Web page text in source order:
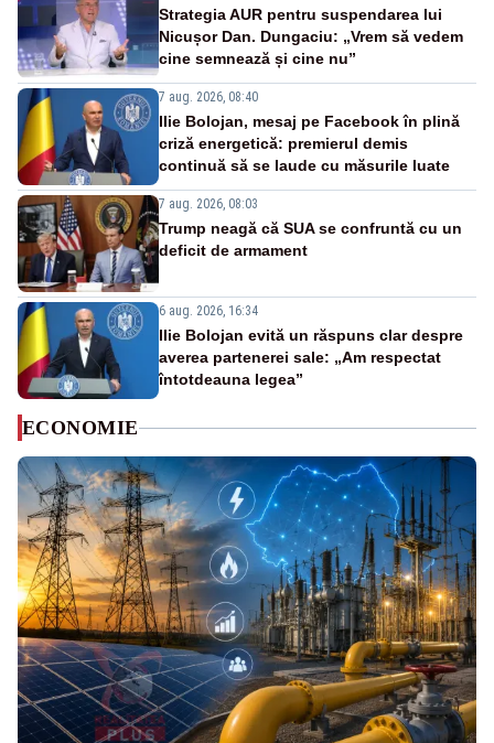
Strategia AUR pentru suspendarea lui
Nicușor Dan. Dungaciu: „Vrem să vedem
cine semnează și cine nu”
7 aug. 2026, 08:40
Ilie Bolojan, mesaj pe Facebook în plină
criză energetică: premierul demis
continuă să se laude cu măsurile luate
7 aug. 2026, 08:03
Trump neagă că SUA se confruntă cu un
deficit de armament
6 aug. 2026, 16:34
Ilie Bolojan evită un răspuns clar despre
averea partenerei sale: „Am respectat
întotdeauna legea”
ECONOMIE